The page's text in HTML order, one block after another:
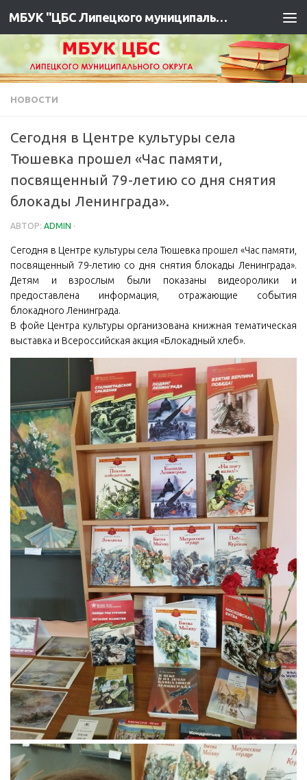
МБУК "ЦБС Липецкого муниципального района"
НОВОСТИ
Сегодня в Центре культуры села
Тюшевка прошел «Час памяти,
посвященный 79-летию со дня снятия
блокады Ленинграда».
АВТОР: ADMIN ·
Сегодня в Центре культуры села Тюшевка прошел «Час памяти,
посвященный 79-летию со дня снятия блокады Ленинграда».
Детям и взрослым были показаны видеоролики и
предоставлена информация, отражающие события
блокадного Ленинграда.
В фойе Центра культуры организована книжная тематическая
выставка и Всероссийская акция «Блокадный хлеб».